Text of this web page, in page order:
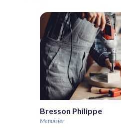
Bresson Philippe
Menuisier